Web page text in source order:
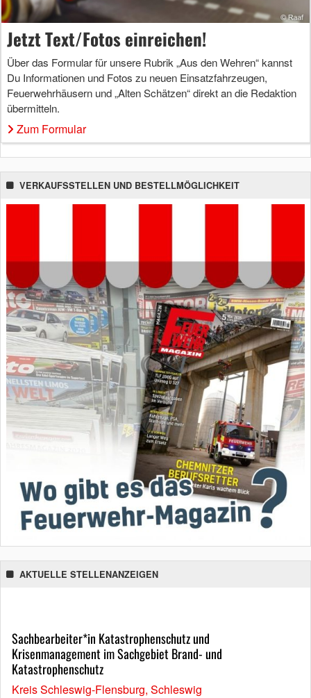
Jetzt Text/Fotos einreichen!
Über das Formular für unsere Rubrik „Aus den Wehren“ kannst
Du Informationen und Fotos zu neuen Einsatzfahrzeugen,
Feuerwehrhäusern und „Alten Schätzen“ direkt an die Redaktion
übermitteln.
Zum Formular
VERKAUFSSTELLEN UND BESTELLMÖGLICHKEIT
AKTUELLE STELLENANZEIGEN
Sachbearbeiter*in Katastrophenschutz und
Krisenmanagement im Sachgebiet Brand- und
Katastrophenschutz
Kreis Schleswig-Flensburg, Schleswig